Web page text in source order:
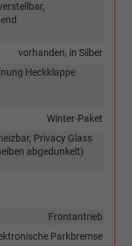
vorhanden, in Silber
Heckklappe
Winter-Paket
Privacy Glass
abgedunkelt)
Frontantrieb
Parkbremse